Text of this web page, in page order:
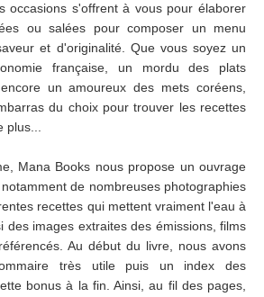
occasions s'offrent à vous pour élaborer
ou salées pour composer un menu
et d'originalité. Que vous soyez un
française, un mordu des plats
un amoureux des mets coréens,
du choix pour trouver les recettes
Mana Books nous propose un ouvrage
de nombreuses photographies
recettes qui mettent vraiment l'eau à
des images extraites des émissions, films
Au début du livre, nous avons
très utile puis un index des
bonus à la fin. Ainsi, au fil des pages,